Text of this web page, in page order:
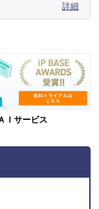
詳細
Ｉサービス